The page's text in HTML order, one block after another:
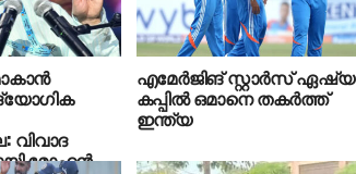
മോഹന്‍
എമേര്‍ജിങ് സ്റ്റാര്‍സ് ഏഷ്യ
കപ്പില്‍ ഒമാനെ തകര്‍ത്ത്
ഇന്ത്യ